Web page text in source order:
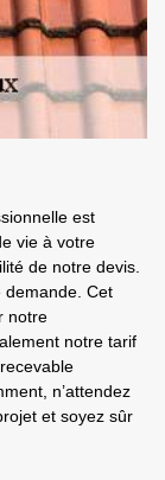
est
vie à votre
de notre devis.
demande. Cet
notre
notre tarif
n’attendez
et soyez sûr